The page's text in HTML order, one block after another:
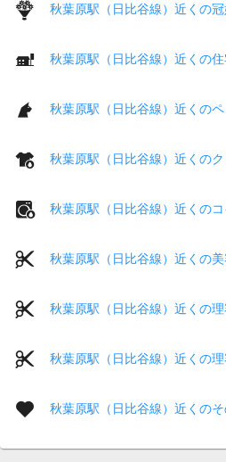
秋葉原駅（日比谷線）近くの
秋葉原駅（日比谷線）近くの
秋葉原駅（日比谷線）近くの
秋葉原駅（日比谷線）近くの
秋葉原駅（日比谷線）近くの
秋葉原駅（日比谷線）近くの
秋葉原駅（日比谷線）近くの
秋葉原駅（日比谷線）近くの
秋葉原駅（日比谷線）近くの